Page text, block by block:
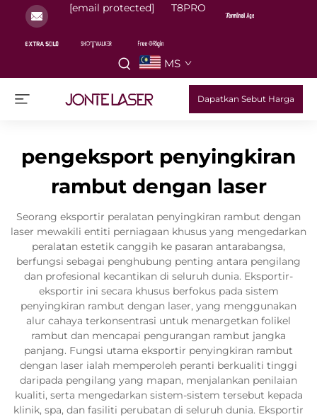
[email protected] T8PRO
MS
Dapatkan Sebut Harga
pengeksport penyingkiran
rambut dengan laser
Seorang eksportir peralatan penyingkiran rambut dengan
laser mewakili entiti perniagaan khusus yang mengedarkan
peralatan estetik canggih ke pasaran antarabangsa,
berfungsi sebagai penghubung penting antara pengilang
dan profesional kecantikan di seluruh dunia. Eksportir-
eksportir ini secara khusus berfokus pada sistem
penyingkiran rambut dengan laser, yang menggunakan
alur cahaya terkonsentrasi untuk menargetkan folikel
rambut dan mencapai pengurangan rambut jangka
panjang. Fungsi utama eksportir penyingkiran rambut
dengan laser ialah memperoleh peranti berkualiti tinggi
daripada pengilang yang mapan, menjalankan penilaian
kualiti, serta mengedarkan sistem-sistem tersebut kepada
klinik, spa, dan fasiliti perubatan di seluruh dunia. Eksportir